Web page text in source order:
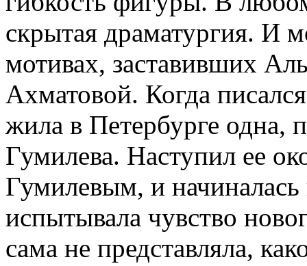
скрытая драматургия. И
мотивах, заставивших
Ахматовой. Когда
жила в Петербурге одна,
Гумилева. Наступил ее
Гумилевым, и
испытывала чувство
сама не представляла,